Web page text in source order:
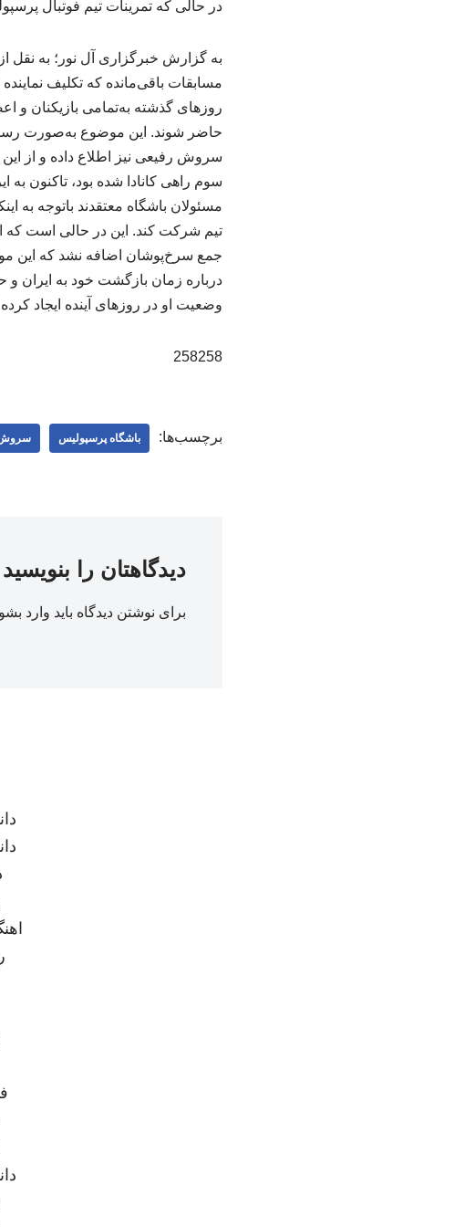
در حالی که تمرینات تیم فوتبال
به گزارش خبرگزاری آل نور؛ به نقل
مسابقات باقی‌مانده که تکلیف
روزهای گذشته به‌تمامی بازیکنان و
حاضر شوند. این موضوع به‌صورت
سروش رفیعی نیز اطلاع داده و از
سوم راهی کانادا شده بود، تاکنون
مسئولان باشگاه معتقدند باتوجه‌ به
تیم شرکت کند. این در حالی است که
جمع سرخ‌پوشان اضافه نشد که این
درباره زمان بازگشت خود به ایران و
وضعیت او در روزهای آینده ایجاد
258258
برچسب‌ها: باشگاه پرسپولیس سروش
دیدگاهتان را بنویسید
برای نوشتن دیدگاه باید وارد